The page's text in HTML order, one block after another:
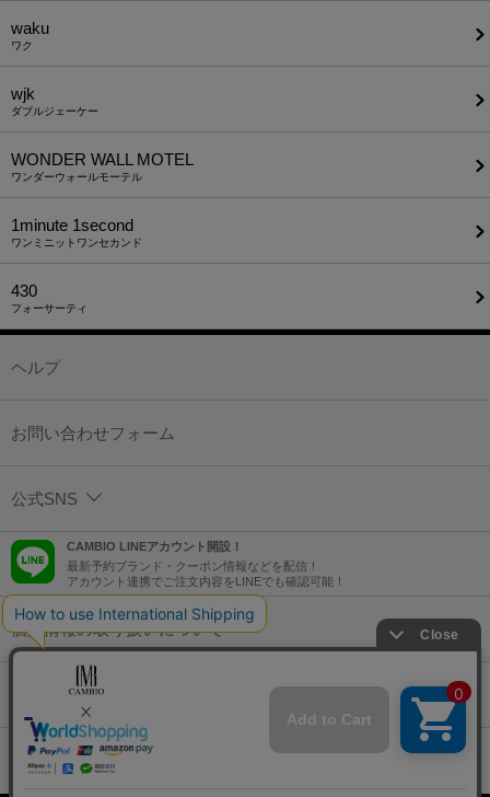
waku
ワク
wjk
ダブルジェーケー
WONDER WALL MOTEL
ワンダーウォールモーテル
1minute​ 1second
ワンミニットワンセカンド
430
フォーサーティ
ヘルプ
お問い合わせフォーム
公式SNS
CAMBIO LINEアカウント開設！
最新予約ブランド・クーポン情報などを配信！
アカウント連携でご注文内容をLINEでも確認可能！
個人情報の取り扱いについて
特定商取引法に基づく表示
コーポレートサイト